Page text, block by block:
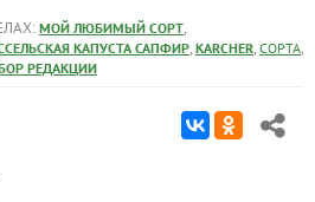
МОЙ ЛЮБИМЫЙ СОРТ,
КАПУСТА САПФИР, KARCHER, СОРТА,
РЕДАКЦИИ